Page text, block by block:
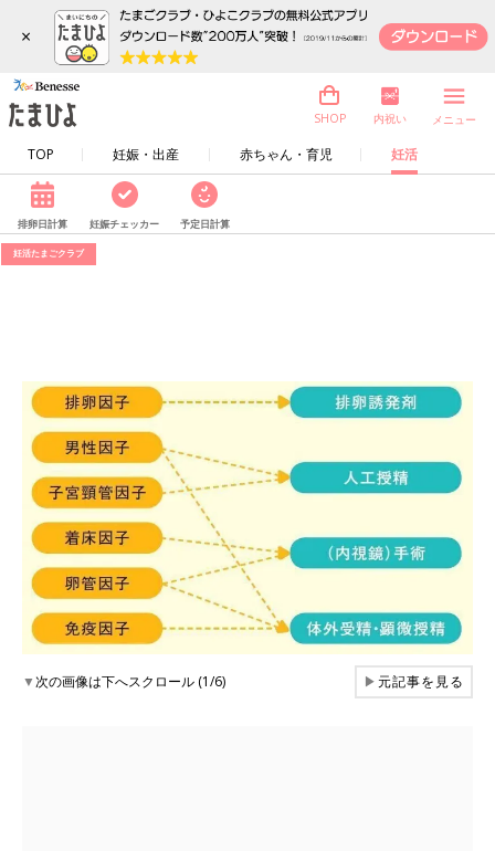
×
TOP 妊娠・出産 赤ちゃん・育児 妊活
SHOP 内祝い メニュー
排卵日計算 妊娠チェッカー 予定日計算
妊活たまごクラブ
▼次の画像は下へスクロール (1/6) ▶元記事を見る